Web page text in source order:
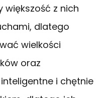
większość z nich
dlatego
wielkości
oraz
i chętnie